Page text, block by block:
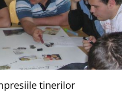
tinerilor